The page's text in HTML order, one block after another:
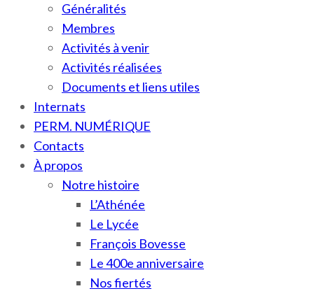
Généralités
Membres
Activités à venir
Activités réalisées
Documents et liens utiles
Internats
PERM. NUMÉRIQUE
Contacts
À propos
Notre histoire
L’Athénée
Le Lycée
François Bovesse
Le 400e anniversaire
Nos fiertés